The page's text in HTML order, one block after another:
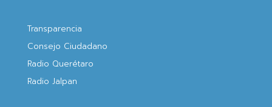
Transparencia
Consejo Ciudadano
Radio Querétaro
Radio Jalpan